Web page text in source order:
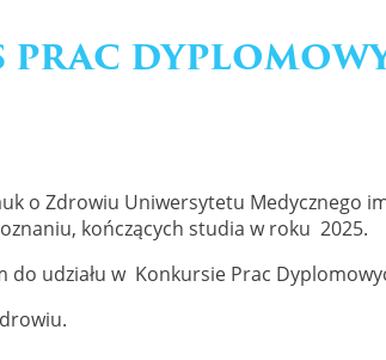
PRAC
o Zdrowiu Uniwersytetu Medycznego
kończących studia w roku 2025.
do udziału w Konkursie Prac